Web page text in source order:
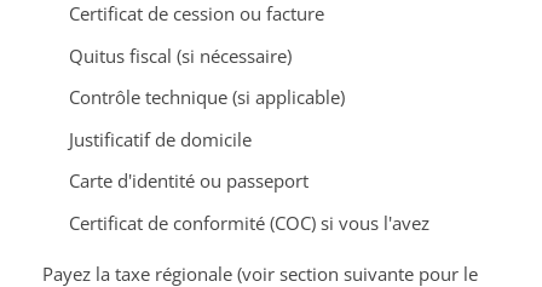
Certificat de cession ou facture
Quitus fiscal (si nécessaire)
Contrôle technique (si applicable)
Justificatif de domicile
Carte d'identité ou passeport
Certificat de conformité (COC) si vous l'avez
Payez la taxe régionale (voir section suivante pour le